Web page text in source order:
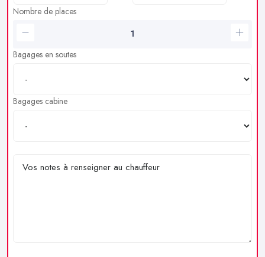
Nombre de places
Bagages en soutes
Bagages cabine